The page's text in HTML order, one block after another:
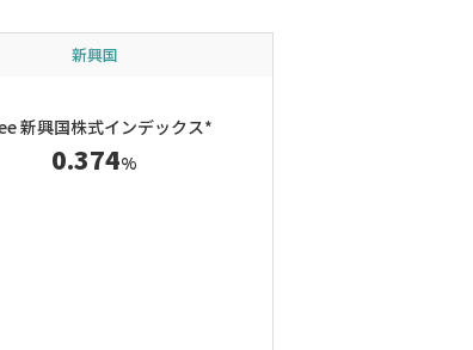
新興国
新興国株式インデックス*
0.374%